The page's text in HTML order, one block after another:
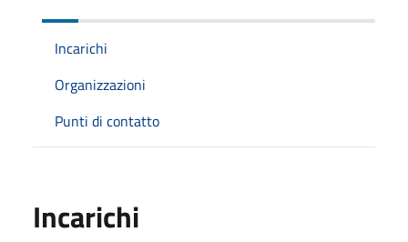
Incarichi
Organizzazioni
Punti di contatto
Incarichi